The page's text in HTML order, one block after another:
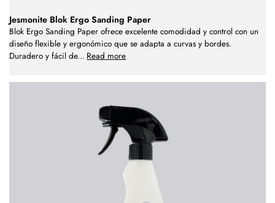
Jesmonite Blok Ergo Sanding Paper
Blok Ergo Sanding Paper ofrece excelente comodidad y control con un
diseño flexible y ergonómico que se adapta a curvas y bordes.
Duradero y fácil de... Read more